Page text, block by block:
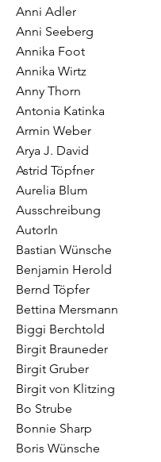
Anni Adler
Anni Seeberg
Annika Foot
Annika Wirtz
Anny Thorn
Antonia Katinka
Armin Weber
Arya J. David
Astrid Töpfner
Aurelia Blum
Ausschreibung
AutorIn
Bastian Wünsche
Benjamin Herold
Bernd Töpfer
Bettina Mersmann
Biggi Berchtold
Birgit Brauneder
Birgit Gruber
Birgit von Klitzing
Bo Strube
Bonnie Sharp
Boris Wünsche